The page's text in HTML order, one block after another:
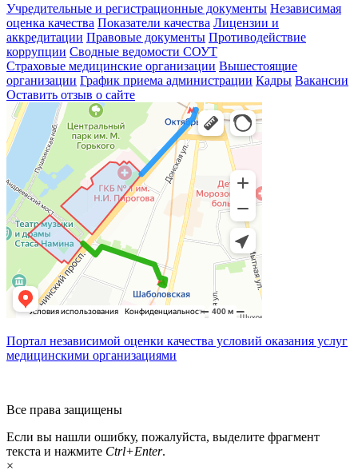
Учредительные и регистрационные документы Независимая
оценка качества Показатели качества Лицензии и
аккредитации Правовые документы Противодействие
коррупции Сводные ведомости СОУТ
Страховые медицинские организации Вышестоящие
организации График приема администрации Кадры Вакансии
Оставить отзыв о сайте
Портал независимой оценки качества условий оказания услуг
медицинскими организациями
Все права защищены
Если вы нашли ошибку, пожалуйста, выделите фрагмент
текста и нажмите Ctrl+Enter.
×